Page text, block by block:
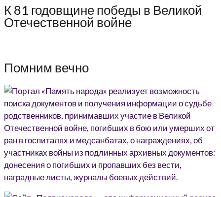
К 81 годовщине победы в Великой
Отечественной войне
Помним вечно